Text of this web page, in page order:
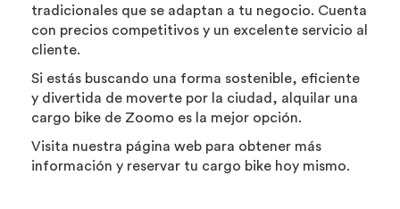
tradicionales que se adaptan a tu negocio. Cuenta
con precios competitivos y un excelente servicio al
cliente.
Si estás buscando una forma sostenible, eficiente
y divertida de moverte por la ciudad, alquilar una
cargo bike de Zoomo es la mejor opción.
Visita nuestra página web para obtener más
información y reservar tu cargo bike hoy mismo.